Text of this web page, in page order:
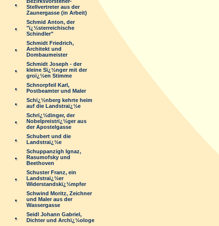
Stellvertreter aus der
Zaunergasse (in Arbeit)
Schmid Anton, der
"ï¿½sterreichische
Schindler"
Schmidt Friedrich,
Architekt und
Dombaumeister
Schmidt Joseph - der
kleine Sï¿½nger mit der
groï¿½en Stimme
Schnorpfeil Karl,
Postbeamter und Maler
Schï¿½nberg kehrte heim
auf die Landstraï¿½e
Schrï¿½dinger, der
Nobelpreistrï¿½ger aus
der Apostelgasse
Schubert und die
Landstraï¿½e
Schuppanzigh Ignaz,
Rasumofsky und
Beethoven
Schuster Franz, ein
Landstraï¿½er
Widerstandskï¿½mpfer
Schwind Moritz, Zeichner
und Maler aus der
Wassergasse
Seidl Johann Gabriel,
Dichter und Archï¿½ologe